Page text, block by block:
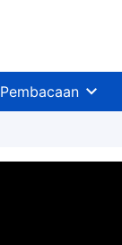
Pembacaan